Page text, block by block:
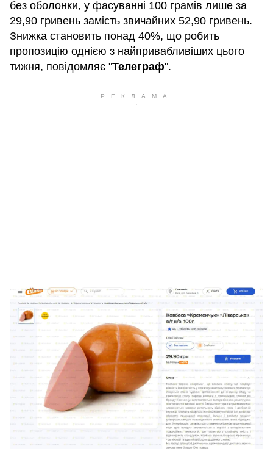
без оболонки, у фасуванні 100 грамів лише за
29,90 гривень замість звичайних 52,90 гривень.
Знижка становить понад 40%, що робить
пропозицію однією з найпривабливіших цього
тижня, повідомляє "Телеграф".